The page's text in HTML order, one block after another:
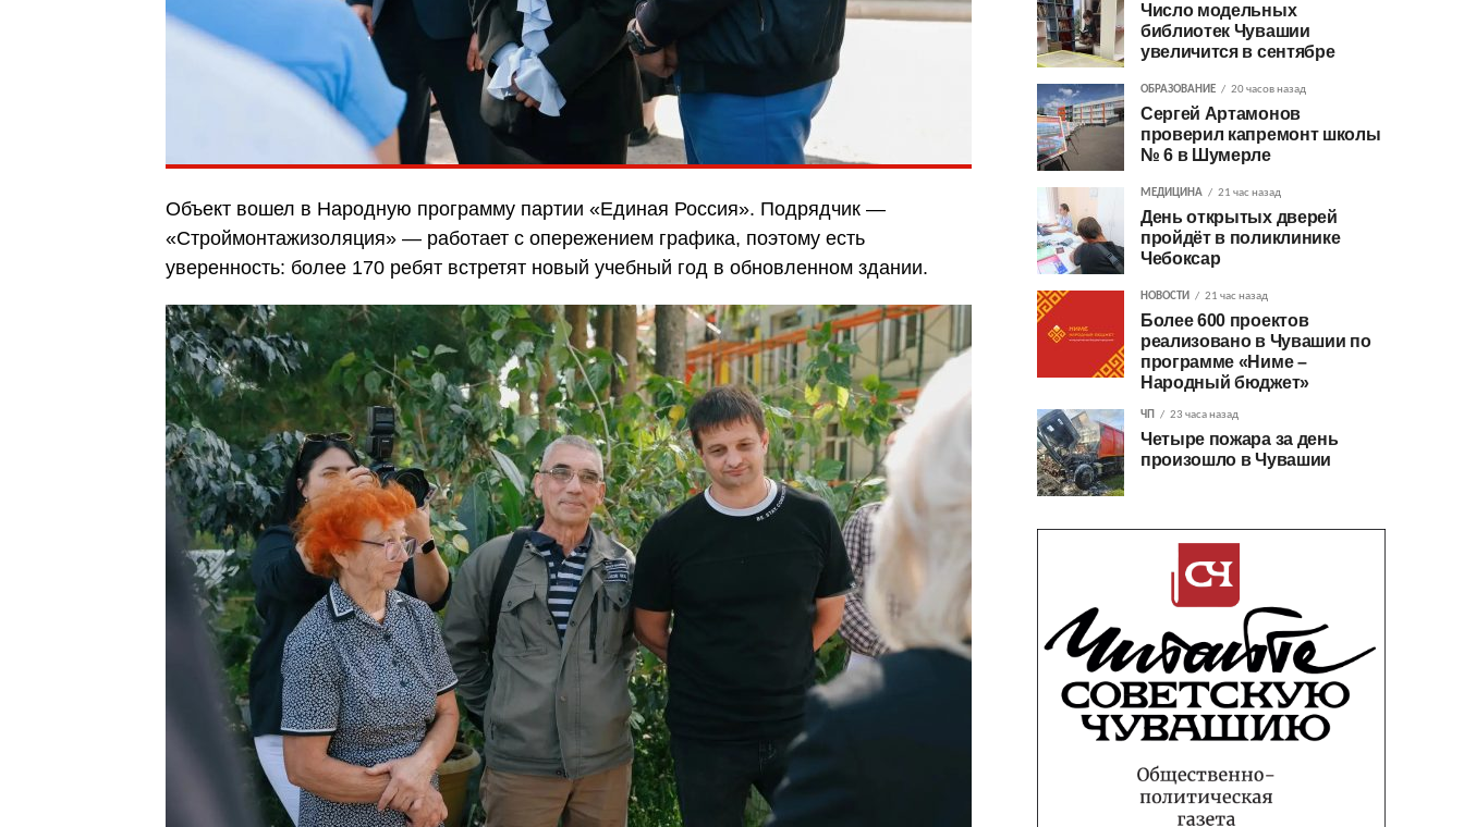
Объект вошел в Народную программу партии «Единая Россия». Подрядчик —
«Строймонтажизоляция» — работает с опережением графика, поэтому есть
уверенность: более 170 ребят встретят новый учебный год в обновленном здании.
Число модельных
библиотек Чувашии
увеличится в сентябре
ОБРАЗОВАНИЕ 20 часов назад
Сергей Артамонов
проверил капремонт школы
№ 6 в Шумерле
МЕДИЦИНА 21 час назад
День открытых дверей
пройдёт в поликлинике
Чебоксар
НОВОСТИ 21 час назад
Более 600 проектов
реализовано в Чувашии по
программе «Ниме –
Народный бюджет»
ЧП 23 часа назад
Четыре пожара за день
произошло в Чувашии